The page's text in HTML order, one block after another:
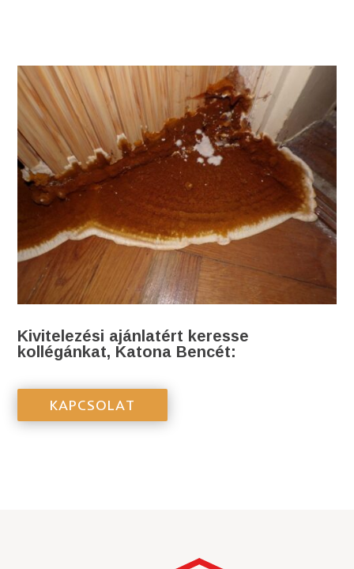
Kivitelezési ajánlatért keresse
kollégánkat, Katona Bencét:
KAPCSOLAT